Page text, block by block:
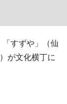
すずや」（仙
）が文化横丁に